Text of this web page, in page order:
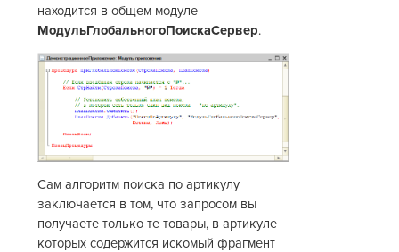
находится в общем модуле
МодульГлобальногоПоискаСервер.
Сам алгоритм поиска по артикулу
заключается в том, что запросом вы
получаете только те товары, в артикуле
которых содержится искомый фрагмент